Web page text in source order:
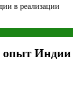
в реализации
опыт Индии